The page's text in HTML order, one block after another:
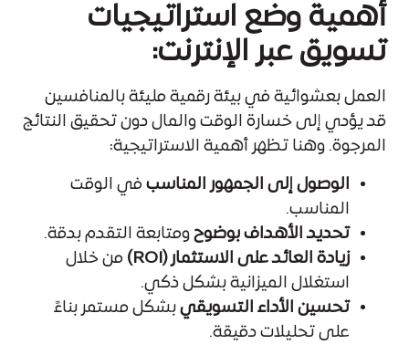
أهمية وضع استراتيجيات
تسويق عبر الإنترنت:
العمل بعشوائية في بيئة رقمية مليئة بالمنافسين
قد يؤدي إلى خسارة الوقت والمال دون تحقيق النتائج
المرجوة. وهنا تظهر أهمية الاستراتيجية:
الوصول إلى الجمهور المناسب في الوقت
المناسب.
تحديد الأهداف بوضوحومتابعة التقدم بدقة.
زيادة العائد على الاستثمار (ROI)
من خلال
استغلال الميزانية بشكل ذكي.
تحسين الأداء التسويقيبشكل مستمر بناءً
على تحليلات دقيقة.